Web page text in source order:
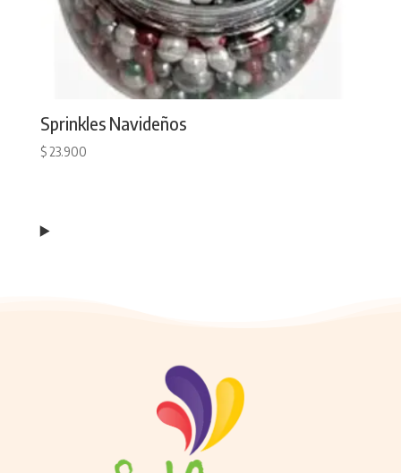
Sprinkles Navideños
$23.900